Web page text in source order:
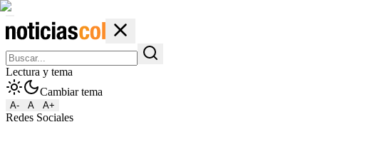
Lectura y tema
Cambiar tema
A- A A+
Redes Sociales